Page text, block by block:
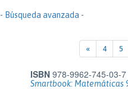
- Búsqueda avanzada -
« 4 5
ISBN 978-9962-745-03-7
Smartbook: Matemáticas